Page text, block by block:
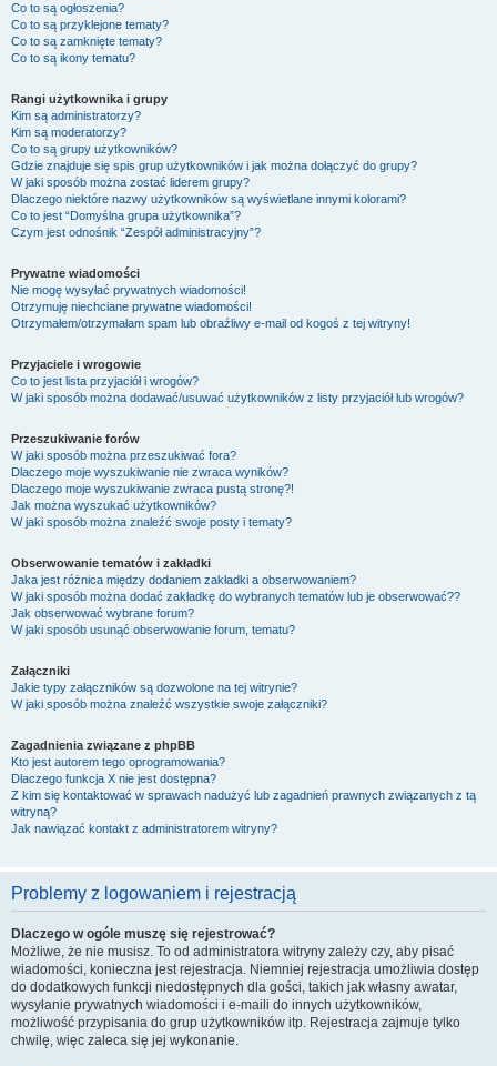
Co to są ogłoszenia?
Co to są przyklejone tematy?
Co to są zamknięte tematy?
Co to są ikony tematu?
Rangi użytkownika i grupy
Kim są administratorzy?
Kim są moderatorzy?
Co to są grupy użytkowników?
Gdzie znajduje się spis grup użytkowników i jak można dołączyć do grupy?
W jaki sposób można zostać liderem grupy?
Dlaczego niektóre nazwy użytkowników są wyświetlane innymi kolorami?
Co to jest “Domyślna grupa użytkownika”?
Czym jest odnośnik “Zespół administracyjny”?
Prywatne wiadomości
Nie mogę wysyłać prywatnych wiadomości!
Otrzymuję niechciane prywatne wiadomości!
Otrzymałem/otrzymałam spam lub obraźliwy e-mail od kogoś z tej witryny!
Przyjaciele i wrogowie
Co to jest lista przyjaciół i wrogów?
W jaki sposób można dodawać/usuwać użytkowników z listy przyjaciół lub wrogów?
Przeszukiwanie forów
W jaki sposób można przeszukiwać fora?
Dlaczego moje wyszukiwanie nie zwraca wyników?
Dlaczego moje wyszukiwanie zwraca pustą stronę?!
Jak można wyszukać użytkowników?
W jaki sposób można znaleźć swoje posty i tematy?
Obserwowanie tematów i zakładki
Jaka jest różnica między dodaniem zakładki a obserwowaniem?
W jaki sposób można dodać zakładkę do wybranych tematów lub je obserwować??
Jak obserwować wybrane forum?
W jaki sposób usunąć obserwowanie forum, tematu?
Załączniki
Jakie typy załączników są dozwolone na tej witrynie?
W jaki sposób można znaleźć wszystkie swoje załączniki?
Zagadnienia związane z phpBB
Kto jest autorem tego oprogramowania?
Dlaczego funkcja X nie jest dostępna?
Z kim się kontaktować w sprawach nadużyć lub zagadnień prawnych związanych z tą
witryną?
Jak nawiązać kontakt z administratorem witryny?
Problemy z logowaniem i rejestracją
Dlaczego w ogóle muszę się rejestrować?
Możliwe, że nie musisz. To od administratora witryny zależy czy, aby pisać
wiadomości, konieczna jest rejestracja. Niemniej rejestracja umożliwia dostęp
do dodatkowych funkcji niedostępnych dla gości, takich jak własny awatar,
wysyłanie prywatnych wiadomości i e-maili do innych użytkowników,
możliwość przypisania do grup użytkowników itp. Rejestracja zajmuje tylko
chwilę, więc zaleca się jej wykonanie.